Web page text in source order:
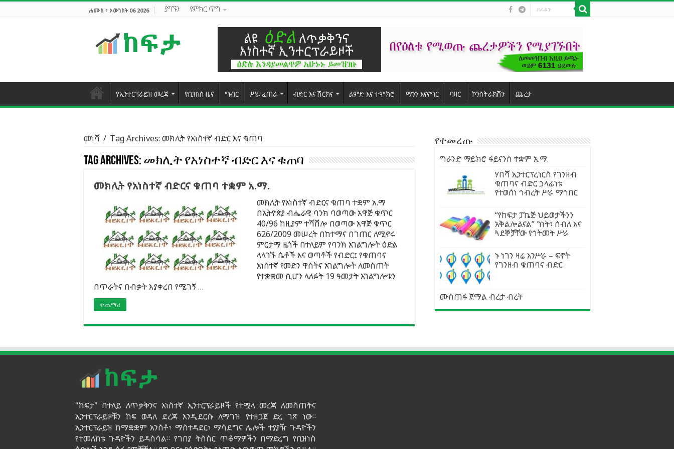
ሐሙስ ፣ ኦውገስት 06 2026 ያግኙን የምክር ጥግ
የኢንተርፕራይዝ መረጃ የቢዝነስ ዜና ግብር ሥራ ፈጠራ ብድር እና ሽርክና ልምድ እና ተሞክሮ ማንን እናናግር ባዛር ኮንስትራክሽን ጨረታ
መነሻ / Tag Archives: መክሊት የአነስተኛ ብድር እና ቁጠባ
Tag Archives: መክሊት የአነስተኛ ብድር እና ቁጠባ
መክሊት የአነስተኛ ብድርና ቁጠባ ተቋም አ.ማ.
መክሊት የአነስተኛ ብድርና ቁጠባ ተቋም አ.ማ
በኢትዮጵያ ብሔራዊ ባንክ ባወጣው አዋጅ ቁጥር
40/96 ከዚያም ተሻሽሎ በወጣው አዋጅ ቁጥር
626/2009 መሠረት በከተማና በገጠር ለሚኖሩ
ምርታማ ዜጎች በተለይም የባንክ አገልግሎት ዕድል
ላላገኙ ሴቶች እና ወጣቶች የብድር፤ የቁጠባና
አነስተኛ የመድን ዋስትና አገልግሎት ለመስጠት
የተቋቋመ ሲሆን ላለፉት 19 ዓመታት አገልግሎቱን
በጥራትና በብቃት እያቀረበ የሚገኝ …
ተጨማሪ
የተመረጡ
ግራንድ ማይክሮ ፋይናንስ ተቋም አ.ማ.
ሃበሻ ኢንተርፕረነርስ የገንዘብ
ቁጠባና ብድር ኃላፊነቱ
የተወሰነ ኅብረት ሥራ ማኅበር
“የከፍታ ፓኬጅ ህይወታችንን
አቅልሎልናል” ገነት፣ ሰብለ እና
ጓደኞቻቸው የኅትመት ሥራ
ኑ ነገን ዛሬ እንሥራ – ፍኖት
የገንዘብ ቁጠባና ብድር
ሙስጠፋ ጀማል ብረታ ብረት
"ከፍታ" በተለይ ለጥቃቅንና አነስተኛ ኢንተርፕራይዞች የተሟላ መረጃ ለመስጠትና
ኢንተርፕራይዞቹን ከፍ ወዳለ ደረጃ እንዲደርሱ ለማገዝ የተዘጋጀ ድረ ገጽ ነው።
ኢንተርፕራይዝ ከማቋቋም አንስቶ፣ ማስተዳደር፣ ማሳደግና ሌሎች ተያያዥ ጉዳዮችን
የተመለከቱ ጉዳዮችን ይዳስሳል። የገበያ ትስስር ጥቆማዎችን በማድረግ የቢዝነስ